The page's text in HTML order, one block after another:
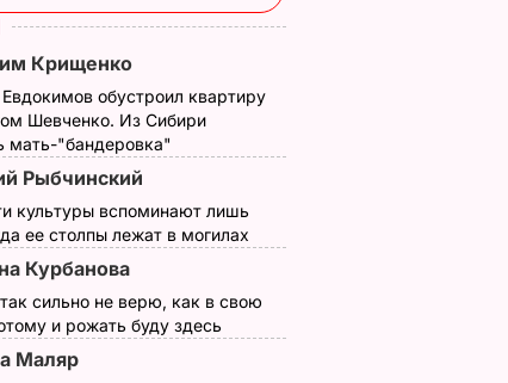
о
его
Крищенко
обустроил квартиру
Шевченко. Из Сибири
мать-"бандеровка"
Рыбчинский
культуры вспоминают лишь
ее столпы лежат в могилах
Курбанова
сильно не верю, как в свою
и рожать буду здесь
Маляр